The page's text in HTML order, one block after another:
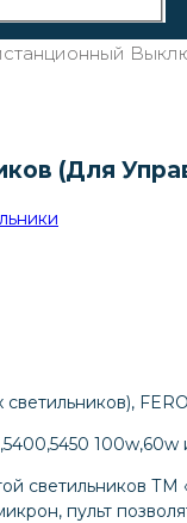
(для
светильников ТМ
пульт